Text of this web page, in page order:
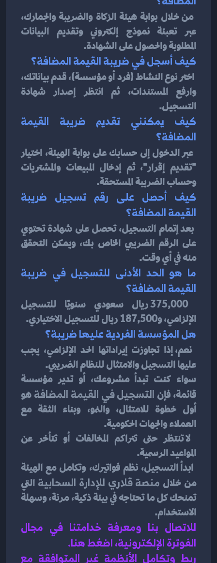
المطلوبة والحصول على الشهادة.
كيف أسجل في ضريبة القيمة المضافة؟
التسجيل.
المضافة؟
عبر الدخول إلى حسابك على بوابة الهيئة، اختيار
وحساب الضريبة المستحقة.
القيمة المضافة؟
منه في أي وقت.
القيمة المضافة؟
الإلزامي، و187,500 ريال للتسجيل الاختياري.
هل المؤسسة الفردية عليها ضريبة؟
عليها التسجيل والامتثال للنظام الضريبي.
قائمة، فإن التسجيل في القيمة المضافة
العملاء والجهات الحكومية.
المواعيد الرسمية.
من خلال منصة قلاري للإدارة السحابية
الاستخدام.
الفوترة الإلكترونية، اضغط هنا.